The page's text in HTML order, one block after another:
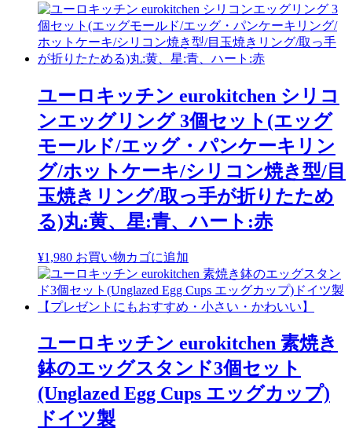
ユーロキッチン eurokitchen シリコ
ンエッグリング 3個セット(エッグ
モールド/エッグ・パンケーキリン
グ/ホットケーキ/シリコン焼き型/目
玉焼きリング/取っ手が折りたため
る)丸:黄、星:青、ハート:赤
¥1,980 お買い物カゴに追加
ユーロキッチン eurokitchen 素焼き
鉢のエッグスタンド3個セット
(Unglazed Egg Cups エッグカップ)
ドイツ製